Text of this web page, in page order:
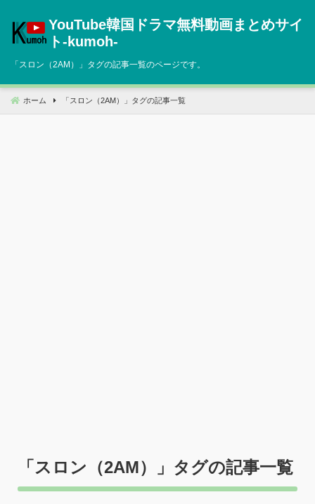
へ
動
YouTube韓国ドラマ無料動画まとめサイ
ト‐kumoh‐
「 スロン（2AM） 」タグの記事一覧のページです。
ホーム 「 スロン（2AM） 」タグの記事一覧
「スロン（2AM） 」タグの記事一覧